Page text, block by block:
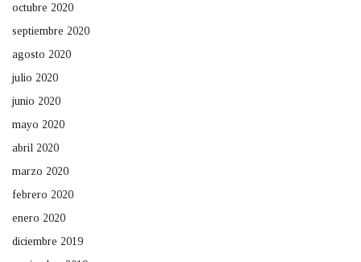
octubre 2020
septiembre 2020
agosto 2020
julio 2020
junio 2020
mayo 2020
abril 2020
marzo 2020
febrero 2020
enero 2020
diciembre 2019